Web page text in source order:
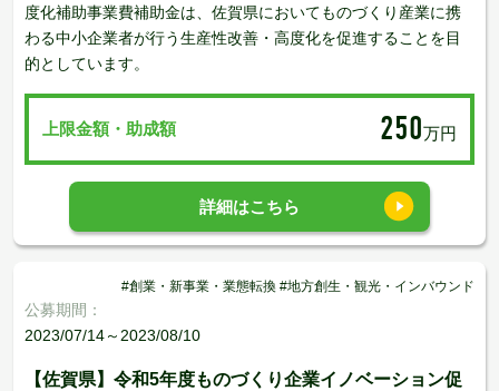
度化補助事業費補助金は、佐賀県においてものづくり産業に携
わる中小企業者が行う生産性改善・高度化を促進することを目
的としています。
上限金額・助成額 250万円
詳細はこちら
#創業・新事業・業態転換 #地方創生・観光・インバウンド
公募期間：
2023/07/14～2023/08/10
【佐賀県】令和5年度ものづくり企業イノベーション促